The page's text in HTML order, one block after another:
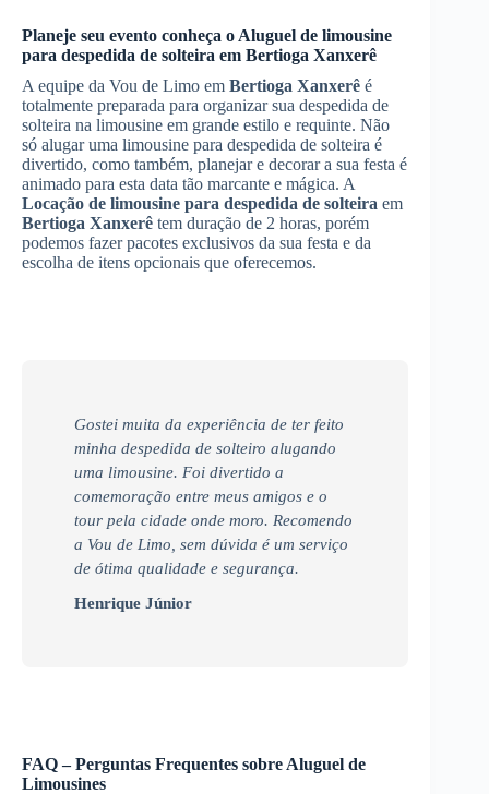
Planeje seu evento conheça o Aluguel de limousine
para despedida de solteira em Bertioga Xanxerê
A equipe da Vou de Limo em Bertioga Xanxerê é
totalmente preparada para organizar sua despedida de
solteira na limousine em grande estilo e requinte. Não
só alugar uma limousine para despedida de solteira é
divertido, como também, planejar e decorar a sua festa é
animado para esta data tão marcante e mágica. A
Locação de limousine para despedida de solteira em
Bertioga Xanxerê tem duração de 2 horas, porém
podemos fazer pacotes exclusivos da sua festa e da
escolha de itens opcionais que oferecemos.
Gostei muita da experiência de ter feito
minha despedida de solteiro alugando
uma limousine. Foi divertido a
comemoração entre meus amigos e o
tour pela cidade onde moro. Recomendo
a Vou de Limo, sem dúvida é um serviço
de ótima qualidade e segurança.
Henrique Júnior
FAQ – Perguntas Frequentes sobre Aluguel de
Limousines